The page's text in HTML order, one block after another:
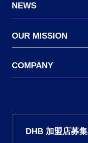
NEWS
OUR MISSION
COMPANY
DHB 加盟店募集